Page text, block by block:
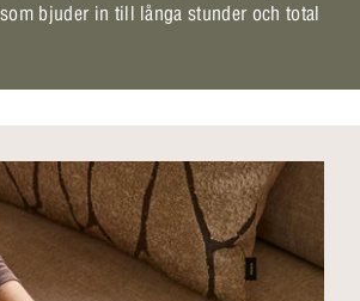
bjuder in till långa stunder och total